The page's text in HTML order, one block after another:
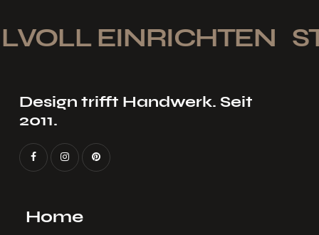
EINRICHTEN
Design trifft Handwerk. Seit
2011.
Home